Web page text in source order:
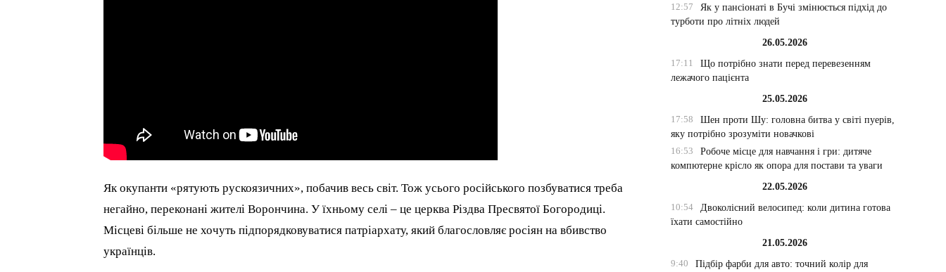
Як окупанти «рятують рускоязичних», побачив весь світ. Тож усього російського позбуватися треба
негайно, переконані жителі Ворончина. У їхньому селі – це церква Різдва Пресвятої Богородиці.
Місцеві більше не хочуть підпорядковуватися патріархату, який благословляє росіян на вбивство
українців.
12:57
Як у пансіонаті в Бучі змінюється підхід до
турботи про літніх людей
26.05.2026
17:11
Що потрібно знати перед перевезенням
лежачого пацієнта
25.05.2026
17:58
Шен проти Шу: головна битва у світі пуерів,
яку потрібно зрозуміти новачкові
16:53
Робоче місце для навчання і гри: дитяче
компютерне крісло як опора для постави та уваги
22.05.2026
10:54
Двоколісний велосипед: коли дитина готова
їхати самостійно
21.05.2026
9:40
Підбір фарби для авто: точний колір для